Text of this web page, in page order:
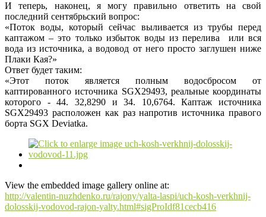
И теперь, наконец, я могу правильно ответить на свой
последний сентябрьский вопрос:
«Поток воды, который сейчас выливается из трубы перед
каптажом – это только избыток воды из перелива или вся
вода из источника, а водовод от него просто заглушен ниже
Плаки Кая?»
Ответ будет таким:
«Этот поток является полным водосбросом от
каптированного источника SGX29493, реальные координаты
которого - 44. 32,8290 и 34. 10,6764. Каптаж источника
SGX29493 расположен как раз напротив источника правого
борта SGX Deviatka.
View the embedded image gallery online at:
http://valentin-nuzhdenko.ru/rajony/yalta-laspi/uch-kosh-verkhnij-
dolosskij-vodovod-rajon-yalty.html#sigProIdf81cecb416